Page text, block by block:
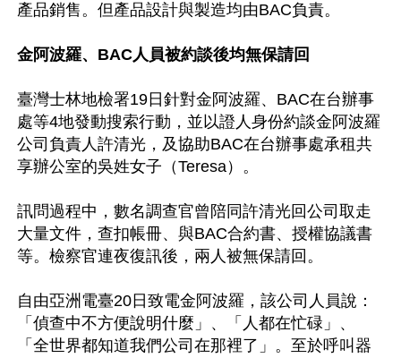
產品銷售。但產品設計與製造均由BAC負責。
金阿波羅、BAC人員被約談後均無保請回
臺灣士林地檢署19日針對金阿波羅、BAC在台辦事
處等4地發動搜索行動，並以證人身份約談金阿波羅
公司負責人許清光，及協助BAC在台辦事處承租共
享辦公室的吳姓女子（Teresa）。
訊問過程中，數名調查官曾陪同許清光回公司取走
大量文件，查扣帳冊、與BAC合約書、授權協議書
等。檢察官連夜復訊後，兩人被無保請回。
自由亞洲電臺20日致電金阿波羅，該公司人員說：
「偵查中不方便說明什麼」、「人都在忙碌」、
「全世界都知道我們公司在那裡了」。至於呼叫器